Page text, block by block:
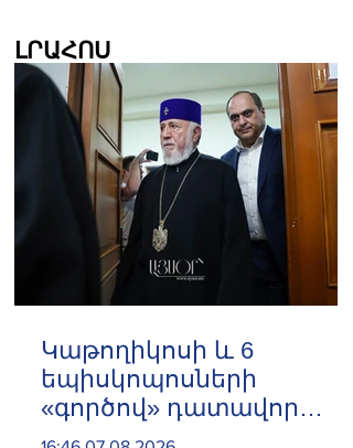
ԼՐԱՀՈՍ
️Կաթողիկոսի և 6
եպիսկոպոսների
«գործով» դատավոր
Հակոբ Մանուկյանը